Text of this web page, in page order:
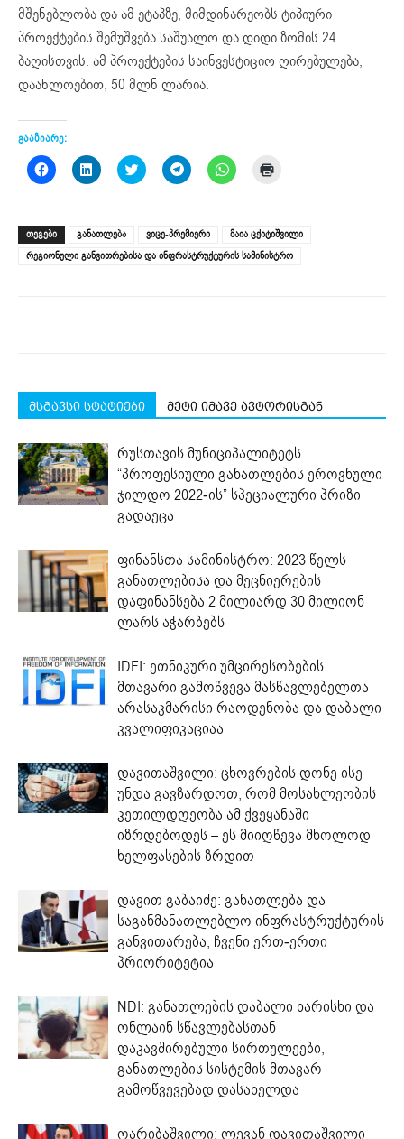
მშენებლობადაამ ეტაპზე, მიმდინარეობს ტიპიური
პროექტების შემუშვება საშუალო დადიდიზომის 24
ბაღისთვის. ამ პროექტების საინვესტიციო ღირებულება,
დაახლოებით, 50 მლნ ლარია.
გააზიარე:
Click
to
(Opens
in
new
window)
Click
to
(Opens
in
new
window)
Click
to
(Opens
in
new
window)
Click
to
(Opens
in
new
window)
Click
to
(Opens
in
new
window)
new
window)
ᲗᲔᲒᲔᲑᲘ განათლება ვიცე-პრემიერი
მაია ცქიტიშვილი
რეგიონული განვითრებისა და ინფრასტრუქტურის სამინისტრო
მსგავსი სტატიები მეტი იმავე ავტორისგან
რუსთავის მუნიციპალიტეტს
“პროფესიული განათლების ეროვნული
ჯილდო 2022-ის” სპეციალური პრიზი
გადაეცა
ფინანსთა სამინისტრო: 2023 წელს
განათლებისა და მეცნიერების
დაფინანსება 2 მილიარდ 30 მილიონ
ლარს აჭარბებს
IDFI: ეთნიკური უმცირესობების
მთავარი გამოწვევა მასწავლებელთა
არასაკმარისი რაოდენობა და დაბალი
კვალიფიკაციაა
დავითაშვილი: ცხოვრების დონე ისე
უნდა გავზარდოთ, რომ მოსახლეობის
კეთილდღეობა ამ ქვეყანაში
იზრდებოდეს – ეს მიიღწევა მხოლოდ
ხელფასების ზრდით
დავით გაბაიძე: განათლება და
საგანმანათლებლო ინფრასტრუქტურის
განვითარება, ჩვენი ერთ-ერთი
პრიორიტეტია
NDI: განათლების დაბალი ხარისხი და
ონლაინ სწავლებასთან
დაკავშირებული სირთულეები,
განათლების სისტემის მთავარ
გამოწვევებად დასახელდა
ღარიბაშვილი: ლევან დავითაშვილი